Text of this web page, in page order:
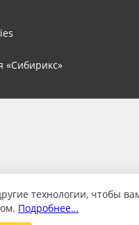
«Сибирикс»
технологии, чтобы
Подробнее…